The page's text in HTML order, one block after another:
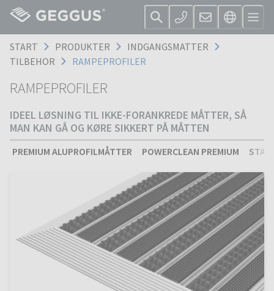
START PRODUKTER
INDGANGSMATTER
TILBEHOR
RAMPEPROFILER
RAMPEPROFILER
IDEEL LØSNING TIL IKKE-FORANKREDE MÅTTER, SÅ
MAN KAN GÅ OG KØRE SIKKERT PÅ MÅTTEN
PREMIUM ALUPROFILMÅTTER POWERCLEAN PREMIUM